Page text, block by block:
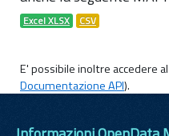
Excel XLSX CSV
E' possibile inoltre accedere
Documentazione API).